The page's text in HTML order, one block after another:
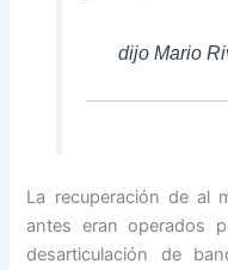
dijo Mario
La recuperación de al
antes eran operados
desarticulación de